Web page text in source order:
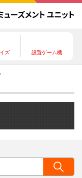
ズ 設置ゲーム機